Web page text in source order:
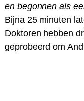
en begonnen als
Bijna 25 minuten
Doktoren hebben
geprobeerd om